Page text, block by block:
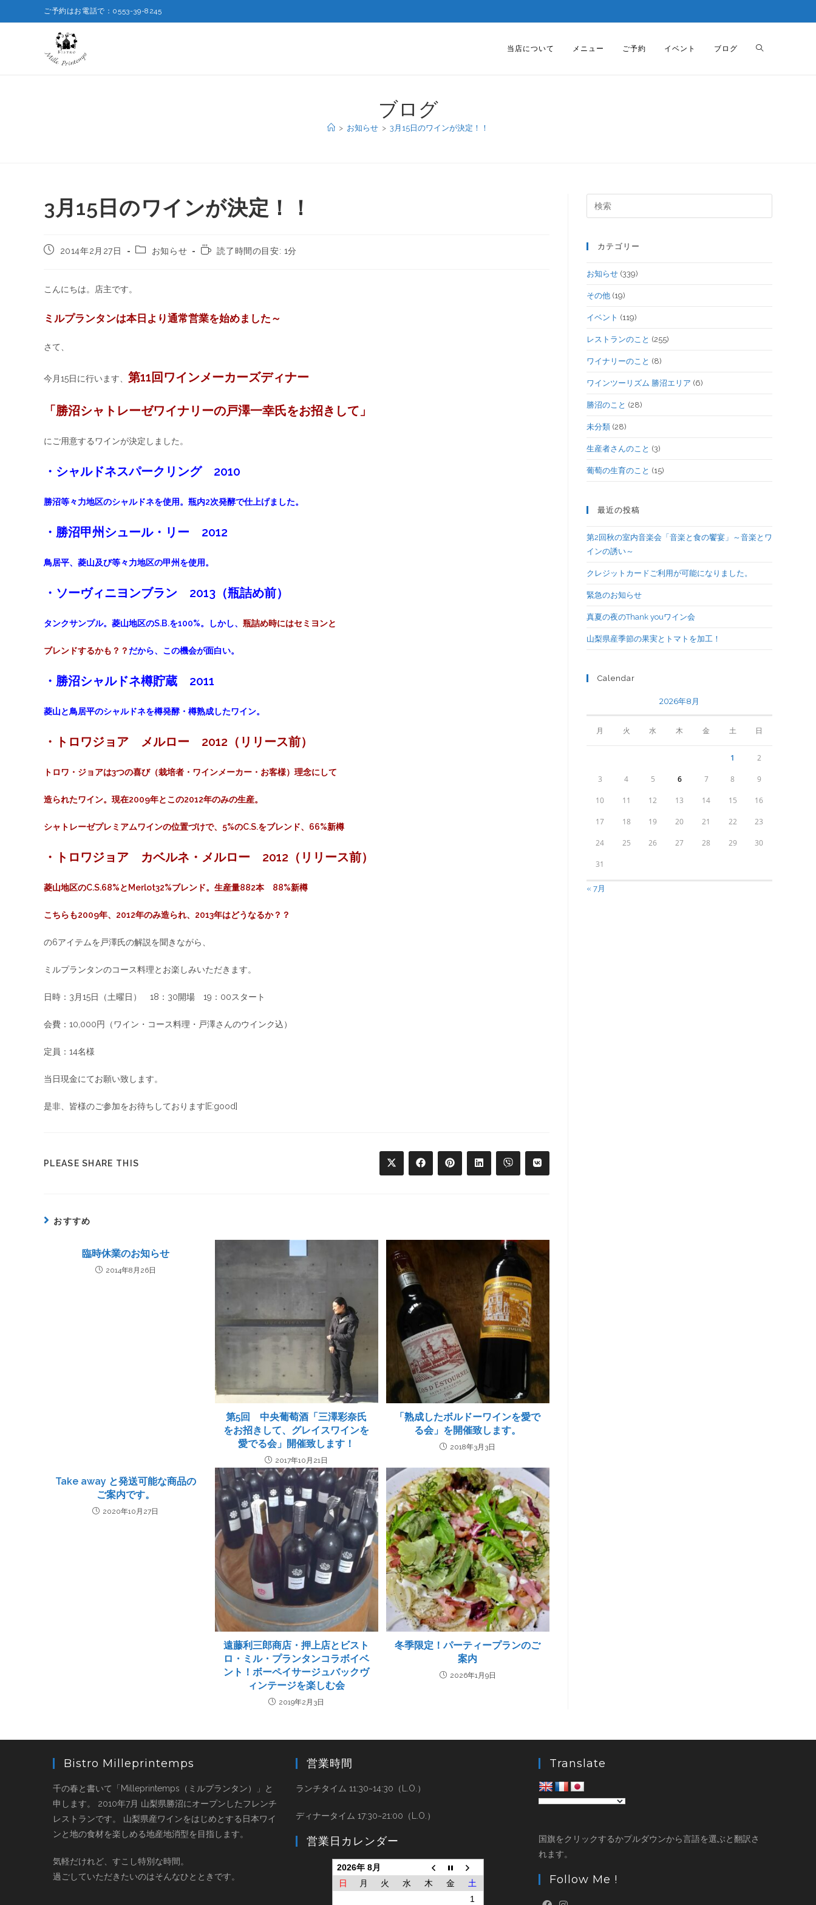
ご予約はお電話で：0553-39-8245
当店について メニュー ご予約 イベント ブログ
ブログ
> お知らせ > 3月15日のワインが決定！！
3月15日のワインが決定！！
2014年2月27日 お知らせ 読了時間の目安: 1分
こんにちは。店主です。
ミルプランタンは本日より通常営業を始めました～
さて、
今月15日に行います、 第11回ワインメーカーズディナー
「勝沼シャトレーゼワイナリーの戸澤一幸氏をお招きして」
にご用意するワインが決定しました。
・シャルドネスパークリング 2010
勝沼等々力地区のシャルドネを使用。瓶内2次発酵で仕上げました。
・勝沼甲州シュール・リー 2012
鳥居平、菱山及び等々力地区の甲州を使用。
・ソーヴィニヨンブラン 2013（瓶詰め前）
タンクサンプル。菱山地区のS.B.を100%。しかし、 瓶詰め時にはセミヨンと
ブレンドするかも？？ だから、この機会が面白い。
・勝沼シャルドネ樽貯蔵 2011
菱山と鳥居平のシャルドネを樽発酵・樽熟成したワイン。
・トロワジョア メルロー 2012（リリース前）
トロワ・ジョアは3つの喜び（栽培者・ワインメーカー・お客様）理念にして
造られたワイン。現在2009年とこの2012年のみの生産。
シャトレーゼプレミアムワインの位置づけで、5%のC.S.をブレンド、66%新樽
・トロワジョア カベルネ・メルロー 2012（リリース前）
菱山地区のC.S.68%とMerlot32%ブレンド。生産量882本 88%新樽
こちらも2009年、2012年のみ造られ、2013年はどうなるか？？
の6アイテムを戸澤氏の解説を聞きながら、
ミルプランタンのコース料理とお楽しみいただきます。
日時：3月15日（土曜日） 18：30開場 19：00スタート
会費：10,000円（ワイン・コース料理・戸澤さんのウインク込）
定員：14名様
当日現金にてお願い致します。
是非、皆様のご参加をお待ちしております[E:good]
PLEASE SHARE THIS
おすすめ
臨時休業のお知らせ
2014年8月26日
第5回 中央葡萄酒「三澤彩奈氏
をお招きして、グレイスワインを
愛でる会」開催致します！
2017年10月21日
「熟成したボルドーワインを愛で
る会」を開催致します。
2018年3月3日
Take away と発送可能な商品の
ご案内です。
2020年10月27日
遠藤利三郎商店・押上店とビスト
ロ・ミル・プランタンコラボイベ
ント！ボーペイサージュバックヴ
ィンテージを楽しむ会
2019年2月3日
冬季限定！パーティープランのご
案内
2026年1月9日
カテゴリー
お知らせ (339)
その他 (19)
イベント (119)
レストランのこと (255)
ワイナリーのこと (8)
ワインツーリズム 勝沼エリア (6)
勝沼のこと (28)
未分類 (28)
生産者さんのこと (3)
葡萄の生育のこと (15)
最近の投稿
第2回秋の室内音楽会「音楽と食の饗宴」～音楽とワ
インの誘い～
クレジットカードご利用が可能になりました。
緊急のお知らせ
真夏の夜のThank youワイン会
山梨県産季節の果実とトマトを加工！
Calendar
2026年8月
月 火 水 木 金 土 日
1 2
3 4 5 6 7 8 9
10 11 12 13 14 15 16
17 18 19 20 21 22 23
24 25 26 27 28 29 30
31
« 7月
Bistro Milleprintemps
千の春と書いて「Milleprintemps（ミルプランタン）」と
申します。 2010年7月 山梨県勝沼にオープンしたフレンチ
レストランです。 山梨県産ワインをはじめとする日本ワイ
ンと地の食材を楽しめる地産地消型を目指します。
気軽だけれど、すこし特別な時間。
過ごしていただきたいのはそんなひとときです。
営業時間
ランチタイム 11:30~14:30（L.O.）
ディナータイム 17:30~21:00（L.O.）
営業日カレンダー
2026年 8月
日
月 火 水 木 金
土
1
Translate
国旗をクリックするかプルダウンから言語を選ぶと翻訳さ
れます。
Follow Me !